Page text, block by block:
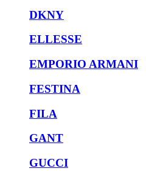
DKNY
ELLESSE
EMPORIO ARMANI
FESTINA
FILA
GANT
GUCCI